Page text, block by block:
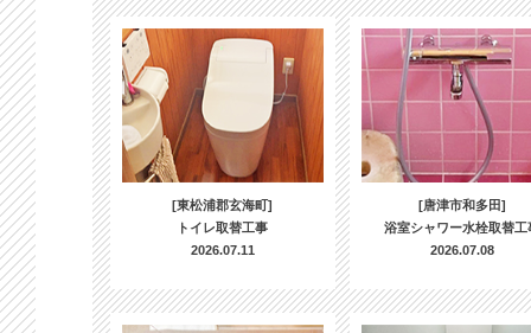
[東松浦郡玄海町]
トイレ取替工事
2026.07.11
[唐津市和多田]
浴室シャワー水栓取替工
2026.07.08